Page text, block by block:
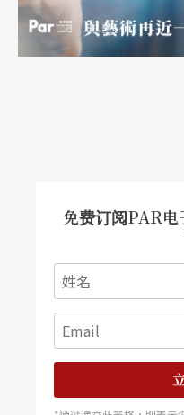
台湾人的新兴瞬间才艺
在《天才宝贝熊》这
看的时候我马上就想
之中，我们所作的，
年的瞬间才艺吗？短
表演漫画也正是一种
是吗？
于是，小剧场所特有
免费订阅PAR